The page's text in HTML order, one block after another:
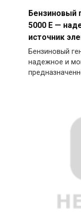
Бензиновый
5000 E —
источник
Бензиновый
надежное и